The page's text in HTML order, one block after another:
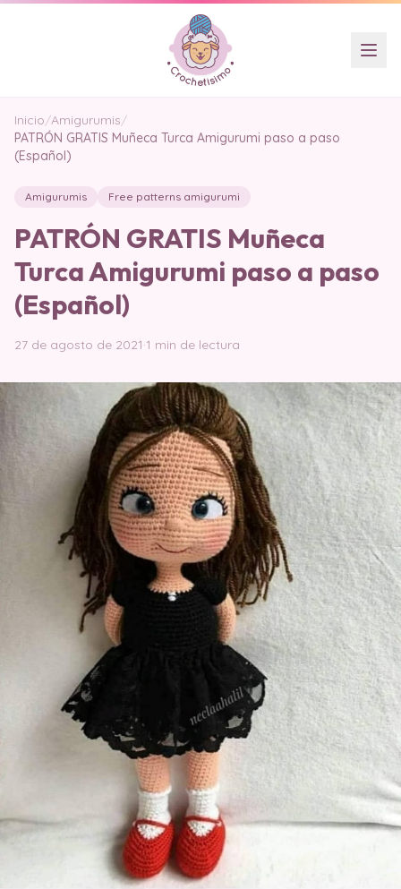
Inicio/Amigurumis/
PATRÓN GRATIS Muñeca Turca Amigurumi paso a paso
(Español)
Amigurumis Free patterns amigurumi
PATRÓN GRATIS Muñeca
Turca Amigurumi paso a paso
(Español)
27 de agosto de 2021·1 min de lectura